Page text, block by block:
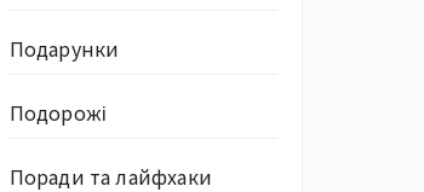
Подарунки
Подорожі
Поради та лайфхаки